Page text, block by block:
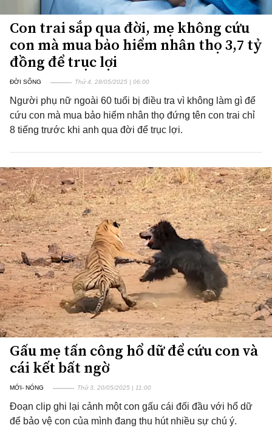
Con trai sắp qua đời, mẹ không cứu
con mà mua bảo hiểm nhân thọ 3,7 tỷ
đồng để trục lợi
ĐỜI SỐNG Thứ 4, 28/05/2025 | 06:00
Người phụ nữ ngoài 60 tuổi bị điều tra vì không làm gì để
cứu con mà mua bảo hiểm nhân thọ đứng tên con trai chỉ
8 tiếng trước khi anh qua đời để trục lợi.
Gấu mẹ tấn công hổ dữ để cứu con và
cái kết bất ngờ
MỚI- NÓNG Thứ 3, 20/05/2025 | 11:00
Đoạn clip ghi lại cảnh một con gấu cái đối đầu với hổ dữ
để bảo vệ con của mình đang thu hút nhiều sự chú ý.